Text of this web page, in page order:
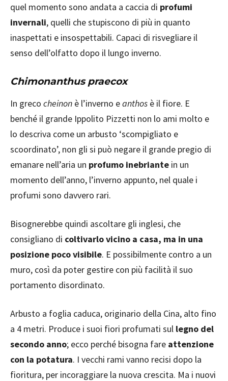
quel momento sono andata a caccia di profumi
invernali, quelli che stupiscono di più in quanto
inaspettati e insospettabili. Capaci di risvegliare il
senso dell’olfatto dopo il lungo inverno.
Chimonanthus praecox
In greco cheinon è l’inverno eanthos è il fiore. E
benché il grande Ippolito Pizzetti non lo ami molto e
lo descriva come un arbusto ‘scompigliato e
scoordinato’, non gli si può negare il grande pregio di
emanare nell’aria un profumo inebriante in un
momento dell’anno, l’inverno appunto, nel quale i
profumi sono davvero rari.
Bisognerebbe quindi ascoltare gli inglesi, che
consigliano di coltivarlo vicino a casa, ma in una
posizione poco visibile. E possibilmente contro a un
muro, così da poter gestire con più facilità il suo
portamento disordinato.
Arbusto a foglia caduca, originario della Cina, alto fino
a 4 metri. Produce i suoi fiori profumati sul legno del
secondo anno; ecco perché bisogna fare attenzione
con la potatura. I vecchi rami vanno recisi dopo la
fioritura, per incoraggiare la nuova crescita. Ma i nuovi